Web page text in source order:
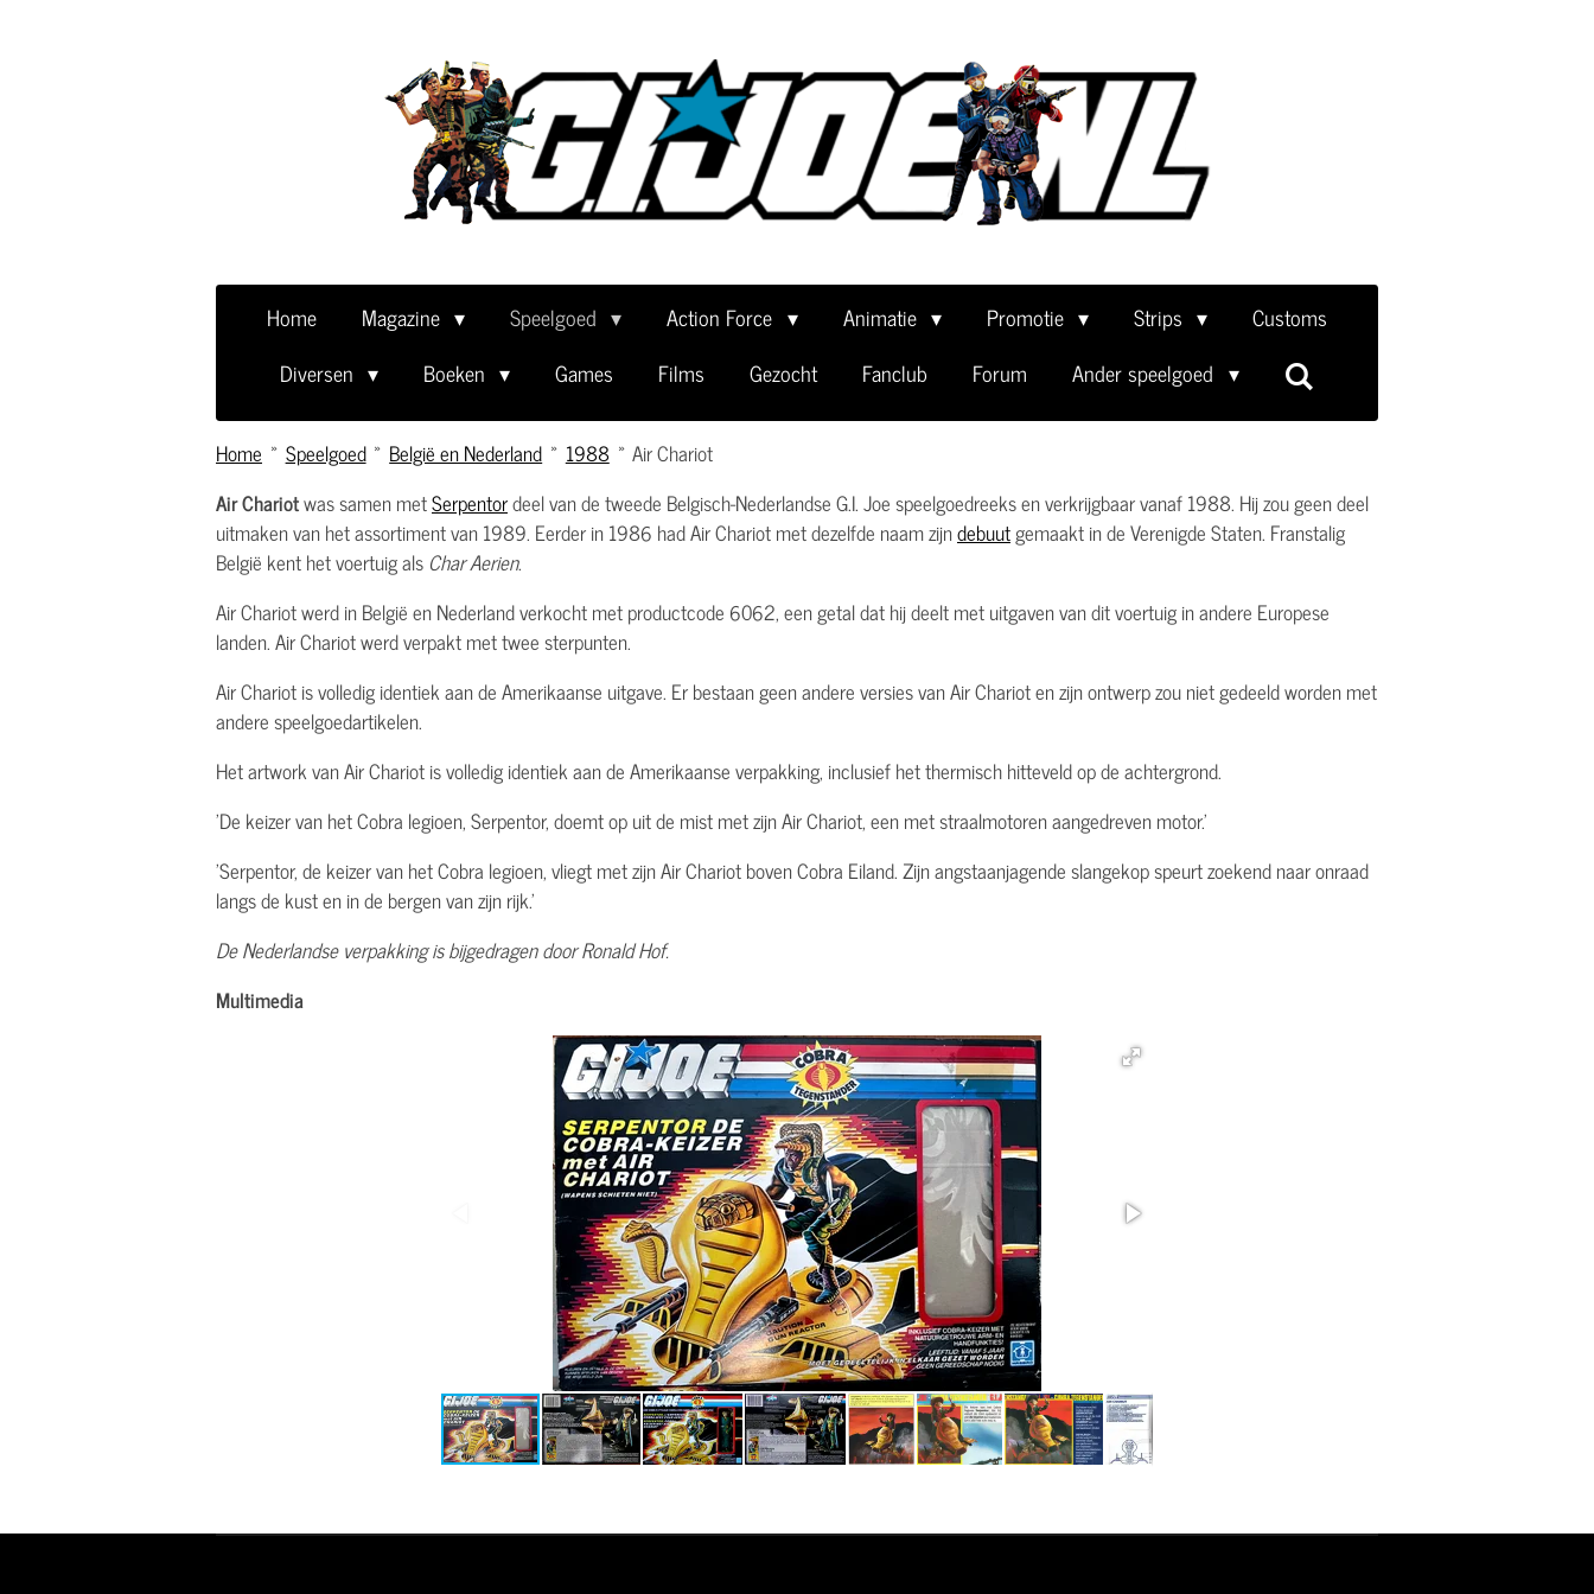
Home Magazine Speelgoed Action Force Animatie Promotie Strips
Customs
Diversen
Boeken Games Films Gezocht Fanclub Forum Ander speelgoed
Home » Speelgoed » België en Nederland » 1988 » Air Chariot
Air Chariotwas samen metSerpentordeel van de tweede Belgisch-Nederlandse G.I. Joe speelgoedreeks en verkrijgbaar vanaf 1988. Hij zou geen deel
uitmaken van het assortiment van 1989. Eerder in 1986 had Air Chariot met dezelfde naam zijndebuutgemaakt in de Verenigde Staten. Franstalig
België kent het voertuig als Char Aerien.
Air Chariot werd in België en Nederland verkocht met productcode 6062, een getal dat hij deelt met uitgaven van dit voertuig in andere Europese
landen. Air Chariot werd verpakt met twee sterpunten.
Air Chariot is volledig identiek aan de Amerikaanse uitgave. Er bestaan geen andere versies van Air Chariot en zijn ontwerp zou niet gedeeld worden met
andere speelgoedartikelen.
Het artwork van Air Chariot is volledig identiek aan de Amerikaanse verpakking, inclusief het thermisch hitteveld op de achtergrond.
'De keizer van het Cobra legioen, Serpentor, doemt op uit de mist met zijn Air Chariot, een met straalmotoren aangedreven motor.'
'Serpentor, de keizer van het Cobra legioen, vliegt met zijn Air Chariot boven Cobra Eiland. Zijn angstaanjagende slangekop speurt zoekend naar onraad
langs de kust en in de bergen van zijn rijk.'
De Nederlandse verpakking is bijgedragen door Ronald Hof.
Multimedia